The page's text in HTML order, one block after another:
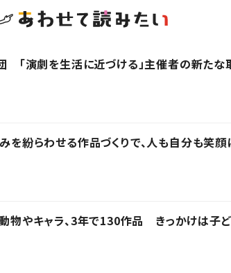
「演劇を生活に近づける」主催者の新たな
紛らわせる作品づくりで、人も自分も笑
物やキャラ、3年で130作品 きっかけは子